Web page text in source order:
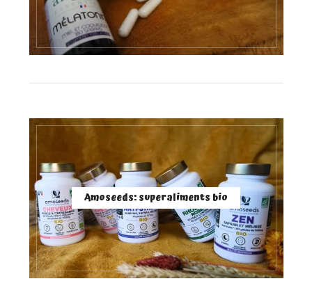
Amoseeds: superaliments bio